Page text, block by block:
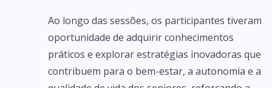
Ao longo das sessões, os participantes tiveram
oportunidade de adquirir conhecimentos
práticos e explorar estratégias inovadoras que
contribuem para o bem-estar, a autonomia e a